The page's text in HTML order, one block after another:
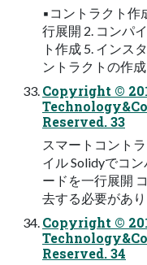
▪コントラクト作
⾏展開 2. コンパ
ト作成 5. インス
ントラクトの作成
Copyright ©
Reserved. 33
スマートコント
イル Solidyでコ
ードを⼀⾏展開
去する必要があり
Copyright ©
Reserved. 34